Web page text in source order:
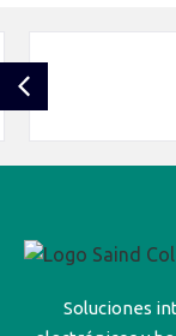
Soluciones